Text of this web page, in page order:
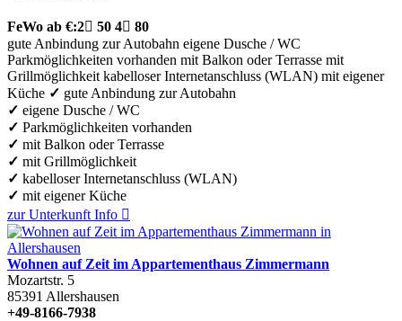
FeWo ab €:2 50 4 80
gute Anbindung zur Autobahn eigene Dusche / WC
Parkmöglichkeiten vorhanden mit Balkon oder Terrasse mit
Grillmöglichkeit kabelloser Internetanschluss (WLAN) mit eigener
Küche ✓ gute Anbindung zur Autobahn
✓ eigene Dusche / WC
✓ Parkmöglichkeiten vorhanden
✓ mit Balkon oder Terrasse
✓ mit Grillmöglichkeit
✓ kabelloser Internetanschluss (WLAN)
✓ mit eigener Küche
zur Unterkunft Info 
Wohnen auf Zeit im Appartementhaus Zimmermann
Mozartstr. 5
85391 Allershausen
+49-8166-7938